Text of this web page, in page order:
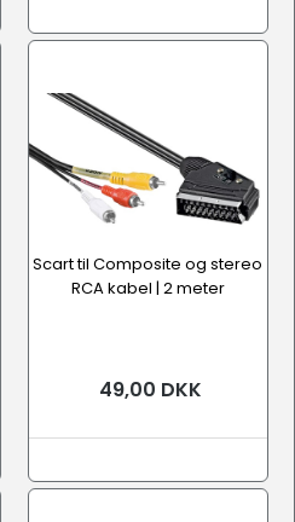
Scart til Composite og stereo
RCA kabel | 2 meter
49,00 DKK